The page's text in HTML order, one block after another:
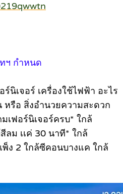
ฯ กำหนด
ร์นิเจอร์ เครื่องใช้ไฟฟ้า อะไร
หรือ สิ่งอำนวยความสะดวก
เฟอร์นิเจอร์ครบ* ใกล้
ม เเค่ 30 นาที* ใกล้
พ็ง 2 ใกล้ซีคอนบางแค ใกล้